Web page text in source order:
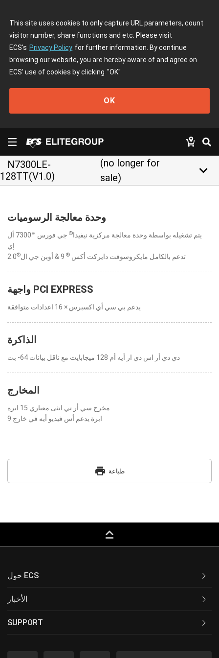
This site uses cookies to only capture URL parameters, count
visitor number, share functions and etc. Please visit
ECS's Privacy Policy for further information. By continue
browsing our website, you are hereby aware of and agree on
ECS' use of cookies by clicking "OK"
OK
N7300LE-
128TT(V1.0)
(no longer for
sale)
keyboard_arrow_down
وحدة معالجة الرسوميات
يتم تشغيله بواسطة وحدة معالجة مركزية نيفيدا®
جي فورس ™7300 أل
إي
تدعم بالكامل مايكروسوفت دايركت أكس ®
®
2.0
واجهة PCI EXPRESS
يدعم بي سي أي اكسبرس × 16 اعدادات متوافقة
الذاكرة
دي دي أر اس دي ار أيه أم 128 ميجابايت مع ناقل بيانات 64- بت
المخارج
مخرج سي أر تي انثى معياري 15 ابرة
9 ابرة يدعم أس فيديو أيه في خارج
print طباعة
keyboard_capslock
حول ECS
الأخبار
SUPPORT